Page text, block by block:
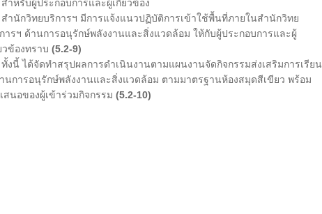
หรับผู้ประกอบการและผู้เกี่ยวข้อง
นักวิทยบริการฯ มีการแจ้งแนวปฏิบัติการเข้าใช้พื้นที่ภายในสำนักวิทย
ารฯ ด้านการอนุรักษ์พลังงานและสิ่งแวดล้อม ให้กับผู้ประกอบการและผู้
วข้องทราบ (5.2-9)
นี้ ได้จัดทำสรุปผลการดำเนินงานตามแผนงานจัดกิจกรรมส่งเสริมการเรียน
นการอนุรักษ์พลังงานและสิ่งแวดล้อม ตามมาตรฐานห้องสมุดสีเขียว พร้อม
สนอของผู้เข้าร่วมกิจกรรม (5.2-10)